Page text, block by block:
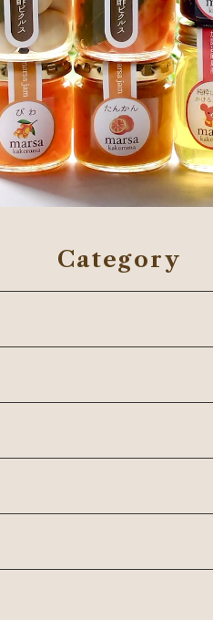
marsa（=おいしい）朝食セット
¥4,400
Category